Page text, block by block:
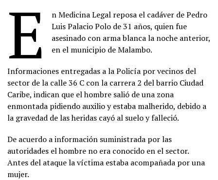
E
n Medicina Legal reposa el cadáver de Pedro
Luis Palacio Polo de 31 años, quien fue
asesinado con arma blanca la noche anterior,
en el municipio de Malambo.
Informaciones entregadas a la Policía por vecinos del
sector de la calle 36 C con la carrera 2 del barrio Ciudad
Caribe, indican que el hombre salió de una zona
enmontada pidiendo auxilio y estaba malherido, debido a
la gravedad de las heridas cayó al suelo y falleció.
De acuerdo a información suministrada por las
autoridades el hombre no era conocido en el sector.
Antes del ataque la víctima estaba acompañada por una
mujer.